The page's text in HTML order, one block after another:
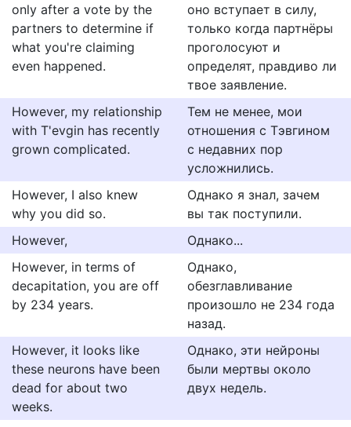
only after a vote by the
partners to determine if
what you're claiming
even happened.
оно вступает в силу,
только когда партнёры
проголосуют и
определят, правдиво ли
твое заявление.
However, my relationship
with T'evgin has recently
grown complicated.
Тем не менее, мои
отношения с Тэвгином
с недавних пор
усложнились.
However, I also knew
why you did so.
Однако я знал, зачем
вы так поступили.
However,
Однако...
However, in terms of
decapitation, you are off
by 234 years.
Однако,
обезглавливание
произошло не 234 года
назад.
However, it looks like
these neurons have been
dead for about two
weeks.
Однако, эти нейроны
были мертвы около
двух недель.